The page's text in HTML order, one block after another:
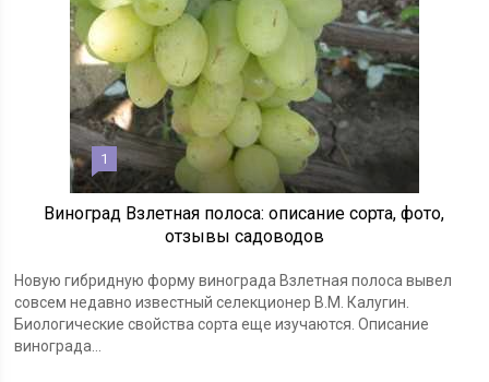
1
Виноград Взлетная полоса: описание сорта, фото,
отзывы садоводов
Новую гибридную форму винограда Взлетная полоса вывел
совсем недавно известный селекционер В.М. Калугин.
Биологические свойства сорта еще изучаются. Описание
винограда...